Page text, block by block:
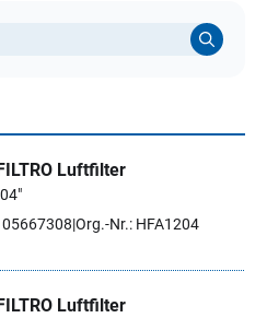
Luftfilter
Org.-Nr.: HFA1204
Luftfilter